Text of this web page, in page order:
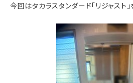
今回はタカラスタンダード「リジャスト